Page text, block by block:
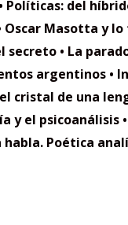
• Políticas: del
Oscar Masotta y
secreto • La
argentinos •
cristal de una
y el psicoanálisis
habla. Poética